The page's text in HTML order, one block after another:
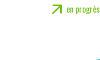
en progrès